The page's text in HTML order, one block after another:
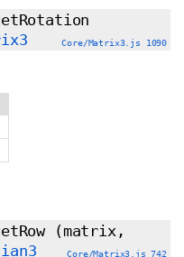
Core/Matrix3.js 1090
(matrix,
Core/Matrix3.js 742